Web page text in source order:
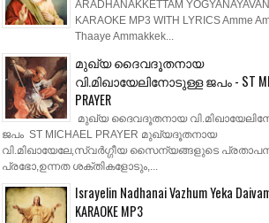
ARADHANAKKETTAM
KARAOKE MP3 WITH LYRICS Amme
Thaaye Ammakkek...
മുഖ്യ ദൈവദൂതനായ
വി.മിഖായേലിനോടുള്ള ജപം - ST
PRAYER
മുഖ്യ ദൈവദൂതനായ
ജപം ST MICHAEL PRAYER മുഖ്യദൂതനായ
വി.മിഖായേലേ,സ്വർഗ്ഗീയ സൈന്യങ്ങളുടെ
പ്രഭോ,ഉന്നത ശക്തികളോടും,...
Israyelin Nadhanai Vazhum Yeka
KARAOKE MP3